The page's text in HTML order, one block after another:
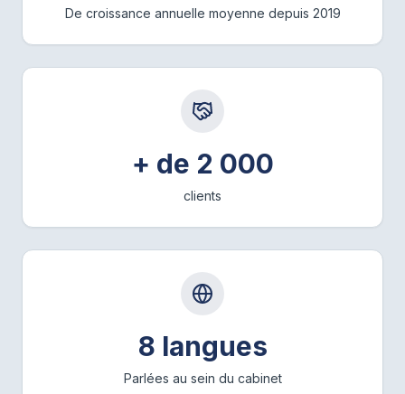
De croissance annuelle moyenne depuis 2019
+ de 2 000
​clients
8 langues
Parlées au sein du cabinet